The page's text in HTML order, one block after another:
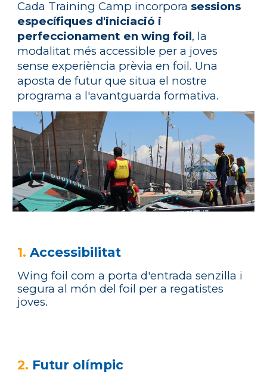
Cada Training Camp incorpora sessions
específiques d'iniciació i
perfeccionament en wing foil, la
modalitat més accessible per a joves
sense experiència prèvia en foil. Una
aposta de futur que situa el nostre
programa a l'avantguarda formativa.
1.Accessibilitat
Wing foil com a porta d'entrada senzilla i
segura al món del foil per a regatistes
joves.
2. Futur olímpic